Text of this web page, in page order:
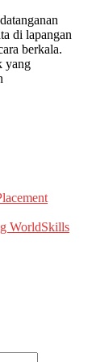
di lapangan
berkala.
yang
WorldSkills